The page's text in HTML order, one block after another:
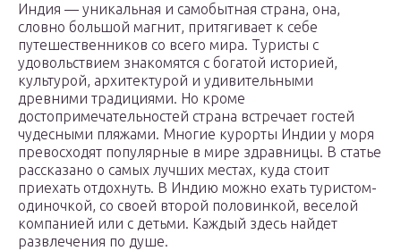
Индия — уникальная и самобытная страна, она,
словно большой магнит, притягивает к себе
путешественников со всего мира. Туристы с
удовольствием знакомятся с богатой историей,
культурой, архитектурой и удивительными
древними традициями. Но кроме
достопримечательностей страна встречает гостей
чудесными пляжами. Многие курорты Индии у моря
превосходят популярные в мире здравницы. В статье
рассказано о самых лучших местах, куда стоит
приехать отдохнуть. В Индию можно ехать туристом-
одиночкой, со своей второй половинкой, веселой
компанией или с детьми. Каждый здесь найдет
развлечения по душе.